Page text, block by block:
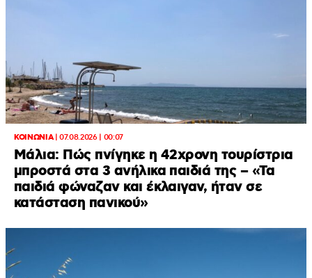
ΚΟΙΝΩΝΙΑ|07.08.2026 | 00:07
Μάλια: Πώς πνίγηκε η 42χρονη τουρίστρια
μπροστά στα 3 ανήλικα παιδιά της – «Τα
παιδιά φώναζαν και έκλαιγαν, ήταν σε
κατάσταση πανικού»